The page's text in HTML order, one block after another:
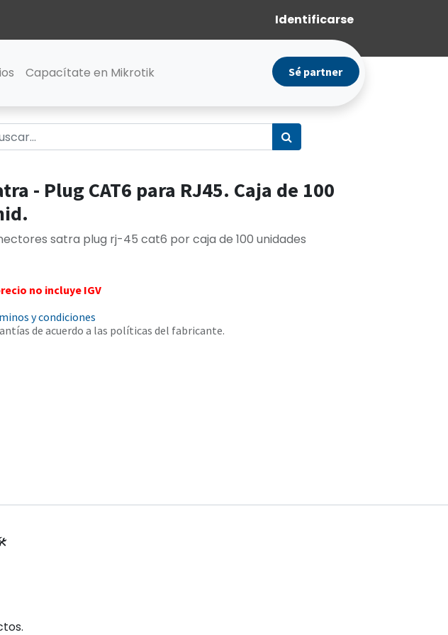
Identificarse
Capacítate en Mikrotik Sé partner
- Plug CAT6 para RJ45. Caja de 100
satra plug rj-45 cat6 por caja de 100 unidades
no incluye IGV
y condiciones
de acuerdo a las políticas del fabricante.